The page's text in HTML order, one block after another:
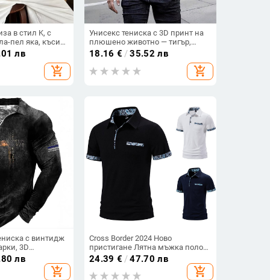
в стил K, с
пел яка, къси
лв
add_shopping_cart
Унисекс тениска с 3D принт на
плюшено животно — тигър,
кръгло деколте, къси ръкави,
свободна кройка, полиестер,
лято
18.16 € /35.52 лв
add_shopping_cart
с винтидж
3D
широка и
всички
лв
add_shopping_cart
Cross Border 2024 Ново
пристигане Лятна мъжка поло
риза с пейсли яка, мъжка
тениска с къс ръкав, ежедневна
тениска
24.39 € /47.70 лв
add_shopping_cart